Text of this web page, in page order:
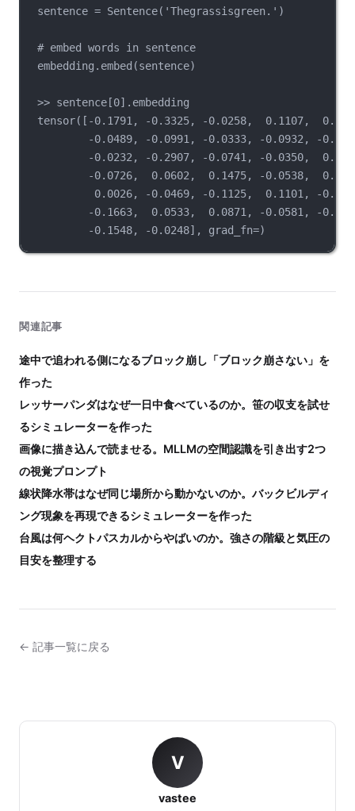
sentence = Sentence('Thegrassisgreen.')
# embed words in sentence
embedding.embed(sentence)
>> sentence[0].embedding
tensor([-0.1791, -0.3325, -0.0258,  0.1107,
-0.0489, -0.0991, -0.0333, -0.0932, -
-0.0232, -0.2907, -0.0741, -0.0350,
-0.0726,  0.0602,  0.1475, -0.0538,
0.0026, -0.0469, -0.1125,  0.1101, -
-0.1663,  0.0533,  0.0871, -0.0581, -
-0.1548, -0.0248], grad_fn=)
関連記事
途中で追われる側になるブロック崩し「ブロック崩さない」を
作った
レッサーパンダはなぜ一日中食べているのか。笹の収支を試せ
るシミュレーターを作った
画像に描き込んで読ませる。MLLMの空間認識を引き出す2つ
の視覚プロンプト
線状降水帯はなぜ同じ場所から動かないのか。バックビルディ
ング現象を再現できるシミュレーターを作った
台風は何ヘクトパスカルからやばいのか。強さの階級と気圧の
目安を整理する
← 記事一覧に戻る
V
vastee